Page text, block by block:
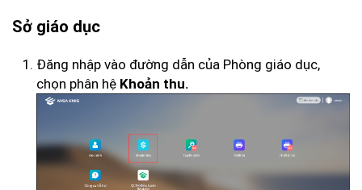
Sở giáo dục
Đăng nhập vào đường dẫn của Phòng giáo dục,
chọn phân hệ Khoản thu.